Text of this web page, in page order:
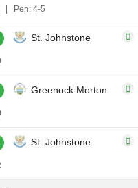
Pen: 4-5
St. Johnstone
Greenock Morton
St. Johnstone